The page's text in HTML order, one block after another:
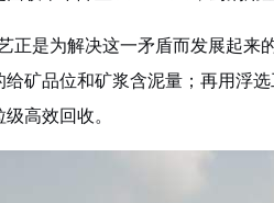
正是为解决这一矛盾而发展起来
矿品位和矿浆含泥量；再用浮
高效回收。